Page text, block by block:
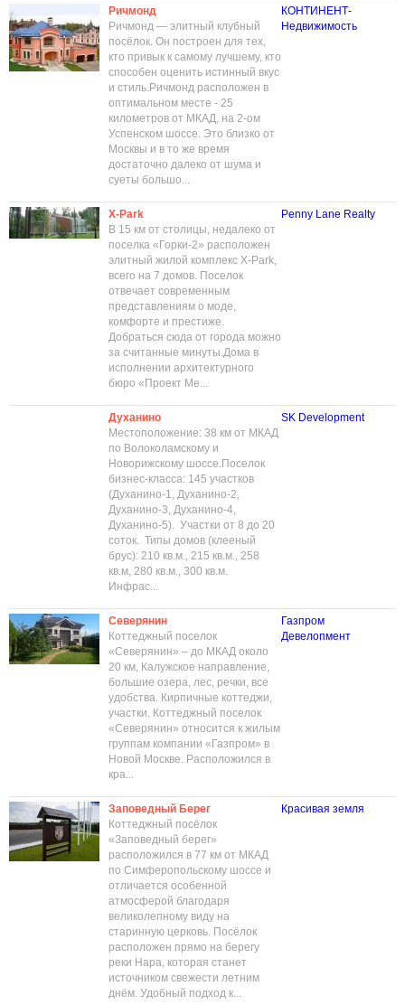
Ричмонд
Ричмонд — элитный клубный
посёлок. Он построен для тех,
кто привык к самому лучшему, кто
способен оценить истинный вкус
и стиль.Ричмонд расположен в
оптимальном месте - 25
километров от МКАД, на 2-ом
Успенском шоссе. Это близко от
Москвы и в то же время
достаточно далеко от шума и
суеты большо...
КОНТИНЕНТ-
Недвижимость
X-Park
В 15 км от столицы, недалеко от
поселка «Горки-2» расположен
элитный жилой комплекс X-Park,
всего на 7 домов. Поселок
отвечает современным
представлениям о моде,
комфорте и престиже.
Добраться сюда от города можно
за считанные минуты.Дома в
исполнении архитектурного
бюро «Проект Ме...
Penny Lane Realty
Духанино
Местоположение: 38 км от МКАД
по Волоколамскому и
Новорижскому шоссе.Поселок
бизнес-класса: 145 участков
(Духанино-1, Духанино-2,
Духанино-3, Духанино-4,
Духанино-5). Участки от 8 до 20
соток. Типы домов (клееный
брус): 210 кв.м., 215 кв.м., 258
кв.м, 280 кв.м., 300 кв.м.
Инфрас...
SK Development
Северянин
Коттеджный поселок
«Северянин» – до МКАД около
20 км, Калужское направление,
большие озера, лес, речки, все
удобства. Кирпичные коттеджи,
участки. Коттеджный поселок
«Северянин» относится к жилым
группам компании «Газпром» в
Новой Москве. Расположился в
кра...
Газпром
Девелопмент
Заповедный Берег
Коттеджный посёлок
«Заповедный берег»
расположился в 77 км от МКАД
по Симферопольскому шоссе и
отличается особенной
атмосферой благодаря
великолепному виду на
старинную церковь. Посёлок
расположен прямо на берегу
реки Нара, которая станет
источником свежести летним
днём. Удобный подход к...
Красивая земля